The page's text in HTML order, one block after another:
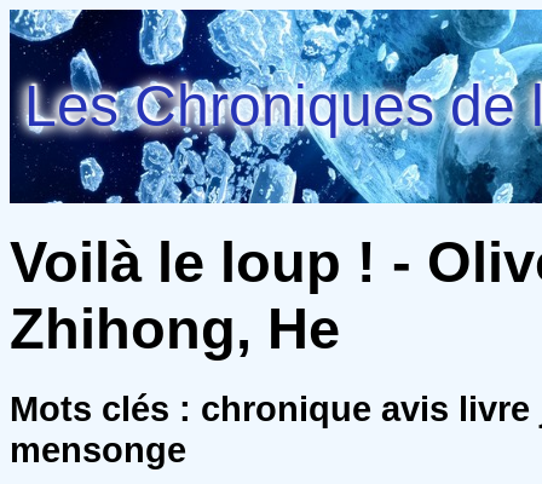
Les Chroniques de
Voilà le loup ! -
Zhihong, He
Mots clés : chronique avis
mensonge